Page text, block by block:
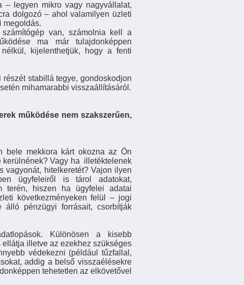
– legyen mikro vagy nagyvállalat,
dolgozó – ahol valamilyen üzleti
megoldás.
van, számolnia kell a
ma már tulajdonképpen
kijelenthetjük, hogy a fenti
stabillá tegye, gondoskodjon
mihamarabbi visszaállításáról.
működése nem szakszerűen,
bele mekkora kárt okozna az Ön
kerülnének? Vagy ha illetéktelenek
vagyonát, hitelkeretét? Vajon ilyen
ügyfeleiről is tárol adatokat,
terén, hiszen ha ügyfelei adatai
következményeken felül – jogi
álló pénzügyi forrásait, csorbítják
Különösen a kisebb
illetve az ezekhez szükséges
védekezni (például tűzfallal,
addig a belső visszaélésekre
tehetetlen az elkövetővel